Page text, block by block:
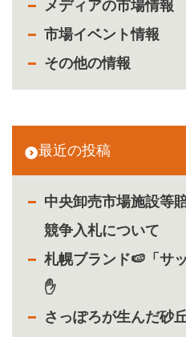
メディアの市場情報
市場イベント情報
その他の情報
最近の投稿
中央卸売市場施設等
競争入札について
札幌ブランド🍉「サ
✋
さっぽろが生んだ砂